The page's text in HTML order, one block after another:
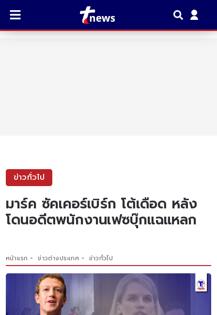
ข่าวทั่วไป
มาร์ค ซัคเคอร์เบิร์ก โต้เดือด หลัง
โดนอดีตพนักงานเฟซบุ๊กแฉแหลก
หน้าแรก ข่าวต่างประเทศ ข่าวทั่วไป